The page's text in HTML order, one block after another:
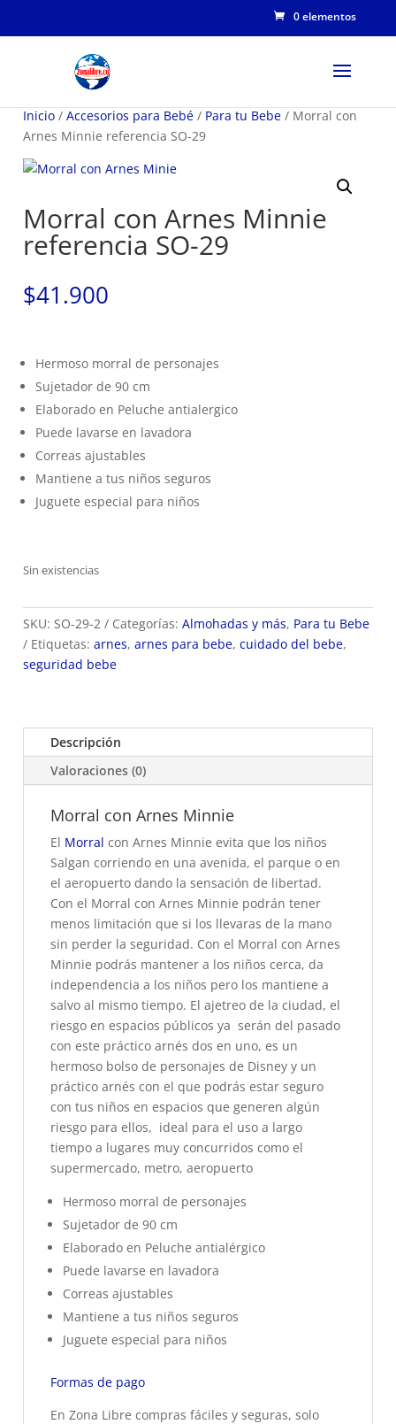
0 elementos
Inicio / Accesorios para Bebé / Para tu Bebe / Morral con
Arnes Minnie referencia SO-29
Morral con Arnes Minnie
referencia SO-29
$41.900
Hermoso morral de personajes
Sujetador de 90 cm
Elaborado en Peluche antialergico
Puede lavarse en lavadora
Correas ajustables
Mantiene a tus niños seguros
Juguete especial para niños
Sin existencias
SKU: SO-29-2 Categorías: Almohadas y más, Para tu Bebe
Etiquetas: arnes, arnes para bebe, cuidado del bebe,
seguridad bebe
Descripción
Valoraciones (0)
Morral con Arnes Minnie
El Morral con Arnes Minnie evita que los niños
Salgan corriendo en una avenida, el parque o en
el aeropuerto dando la sensación de libertad.
Con el Morral con Arnes Minnie podrán tener
menos limitación que si los llevaras de la mano
sin perder la seguridad. Con el Morral con Arnes
Minnie podrás mantener a los niños cerca, da
independencia a los niños pero los mantiene a
salvo al mismo tiempo. El ajetreo de la ciudad, el
riesgo en espacios públicos ya serán del pasado
con este práctico arnés dos en uno, es un
hermoso bolso de personajes de Disney y un
práctico arnés con el que podrás estar seguro
con tus niños en espacios que generen algún
riesgo para ellos, ideal para el uso a largo
tiempo a lugares muy concurridos como el
supermercado, metro, aeropuerto
Hermoso morral de personajes
Sujetador de 90 cm
Elaborado en Peluche antialérgico
Puede lavarse en lavadora
Correas ajustables
Mantiene a tus niños seguros
Juguete especial para niños
Formas de pago
En Zona Libre compras fáciles y seguras, solo